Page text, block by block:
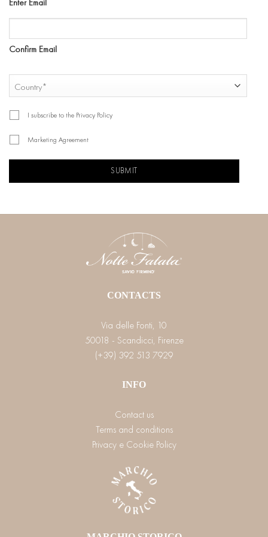
Confirm Email
COUNTRY
I subscribe to the Privacy Policy
Marketing Agreement
CAPTCHA
CONTACTS
Via delle Fonti, 10
50018 - Scandicci, Firenze
(+39) 392 513 7929
INFO
Contact us
Terms and conditions
Privacy e Cookie Policy